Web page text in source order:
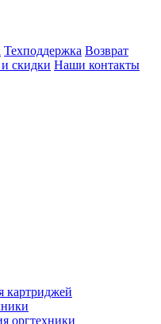
Техподдержка Возврат
скидки Наши контакты
картриджей
оргтехники